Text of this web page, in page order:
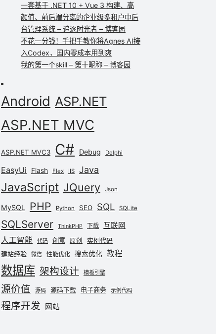
一套基于 .NET 10 + Vue 3 构建、高
颜值、前后端分离的企业级多租户中后
台管理系统 – 追逐时光者 – 博客园
不花一分钱！手把手教你将Agnes AI接
入Codex，国内零成本用到爽
我的第一个skill – 第十昵称 – 博客园
Android ASP.NET
ASP.NET MVC
ASP.NET MVC3 C# Debug Delphi
EasyUi Flash Flex IIS Java
JavaScript JQuery Json
MySQL PHP Python SEO SQL SQLite
SQLServer ThinkPHP 下载 互联网
人工智能 代码 创意 原创
实例代码
建站经验
微信 性能优化 搜索优化 教程
数据库 架构设计 模板引擎
源价值 源码 源码下载 电子商务 示例代码
程序开发 网站